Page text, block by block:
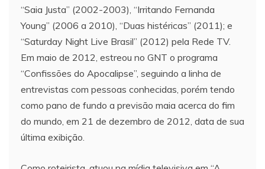
“Saia Justa” (2002-2003), “Irritando Fernanda
Young” (2006 a 2010), “Duas histéricas” (2011); e
“Saturday Night Live Brasil” (2012) pela Rede TV.
Em maio de 2012, estreou no GNT o programa
“Confissões do Apocalipse”, seguindo a linha de
entrevistas com pessoas conhecidas, porém tendo
como pano de fundo a previsão maia acerca do fim
do mundo, em 21 de dezembro de 2012, data de sua
última exibição.